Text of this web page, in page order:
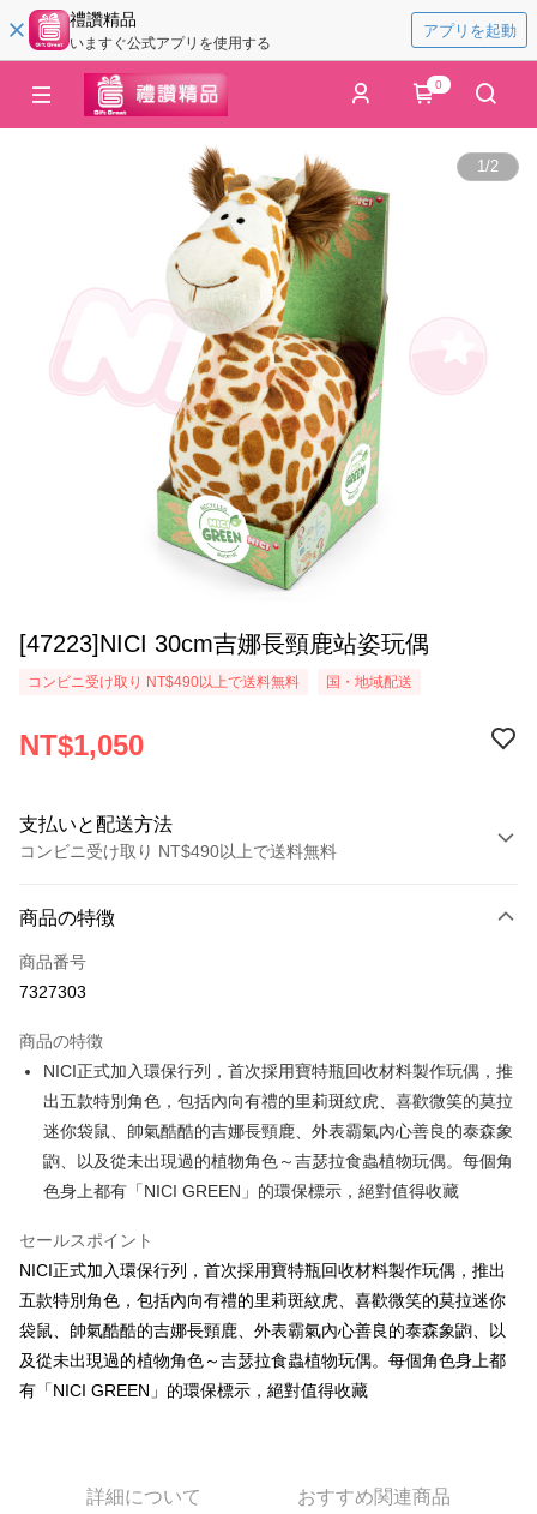
禮讚精品
いますぐ公式アプリを使用する
アプリを起動
0
1/2
[47223]NICI 30cm吉娜長頸鹿站姿玩偶
コンビニ受け取り NT$490以上で送料無料 国・地域配送
NT$1,050
支払いと配送方法
コンビニ受け取り NT$490以上で送料無料
クレジットカード1回払い
コンビニ店頭代金引換
Apple Pay
JKOPAY
Easy Wallet
AFTEE代金後払い
一、 AFTEE代金後払いについて
1.お支払い方法でAFTEE代金後払いを選択すると、携帯電話認証ウィンド
ウが表示されます。
3.注文するときのお支払いは不要です。商品はご指定の住所に配送されま
す。
4.ご注文が完了すると、携帯に支払い通知のSMSが届きます。アプリ会員
の場合は、AFTEE アプリプッシュ通知が届きます。
ATM払い
配送方法
全家付款取貨
配送毎にNT$100、NT$490以上で送料無料
商品の特徴
商品番号
7327303
商品の特徴
NICI正式加入環保行列，首次採用寶特瓶回收材料製作玩偶，推
出五款特別角色，包括內向有禮的里莉斑紋虎、喜歡微笑的莫拉
迷你袋鼠、帥氣酷酷的吉娜長頸鹿、外表霸氣內心善良的泰森象
鼩、以及從未出現過的植物角色～吉瑟拉食蟲植物玩偶。每個角
色身上都有「NICI GREEN」的環保標示，絕對值得收藏
セールスポイント
NICI正式加入環保行列，首次採用寶特瓶回收材料製作玩偶，推出
五款特別角色，包括內向有禮的里莉斑紋虎、喜歡微笑的莫拉迷你
袋鼠、帥氣酷酷的吉娜長頸鹿、外表霸氣內心善良的泰森象鼩、以
及從未出現過的植物角色～吉瑟拉食蟲植物玩偶。每個角色身上都
有「NICI GREEN」的環保標示，絕對值得收藏
詳細について おすすめ関連商品